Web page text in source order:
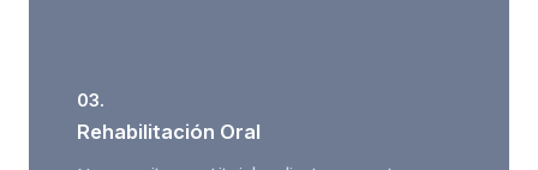
03.
Rehabilitación Oral